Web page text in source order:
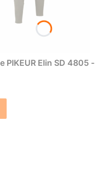
PIKEUR Elin SD 4805 -